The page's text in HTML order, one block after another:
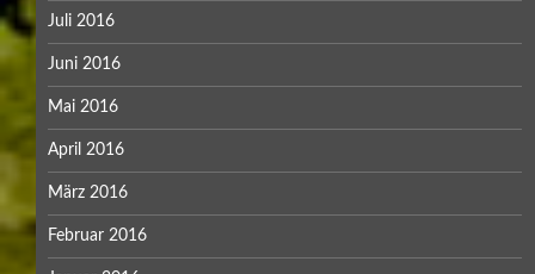
Juli 2016
Juni 2016
Mai 2016
April 2016
März 2016
Februar 2016